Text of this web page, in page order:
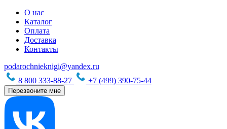
О нас
Каталог
Оплата
Доставка
Контакты
podarochnieknigi@yandex.ru
8 800 333-88-27
+7 (499) 390-75-44
Перезвоните мне